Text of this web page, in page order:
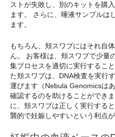
ストが失敗し、別のキットを購
ます。 さらに、唾液サンプルは
ます。
もちろん、頬スワブにはそれ自
ん。 お客様は、頬スワブで少量
集プロセスを適切に実行するこ
た頬スワブは、DNA検査を実行
運びます（Nebula Genomicsは
確認するのを助けることができ
に、頬スワブは正しく実行する
襲的で妊娠しやすいという利点が